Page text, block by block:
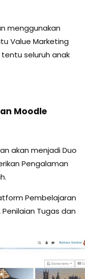
menggunakan
Value Marketing
seluruh anak
Moodle
akan menjadi Duo
Pengalaman
Pembelajaran
Tugas dan